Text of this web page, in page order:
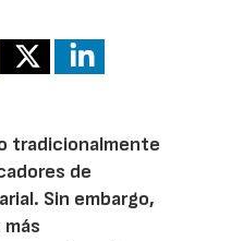
tradicionalmente
de
Sin embargo,